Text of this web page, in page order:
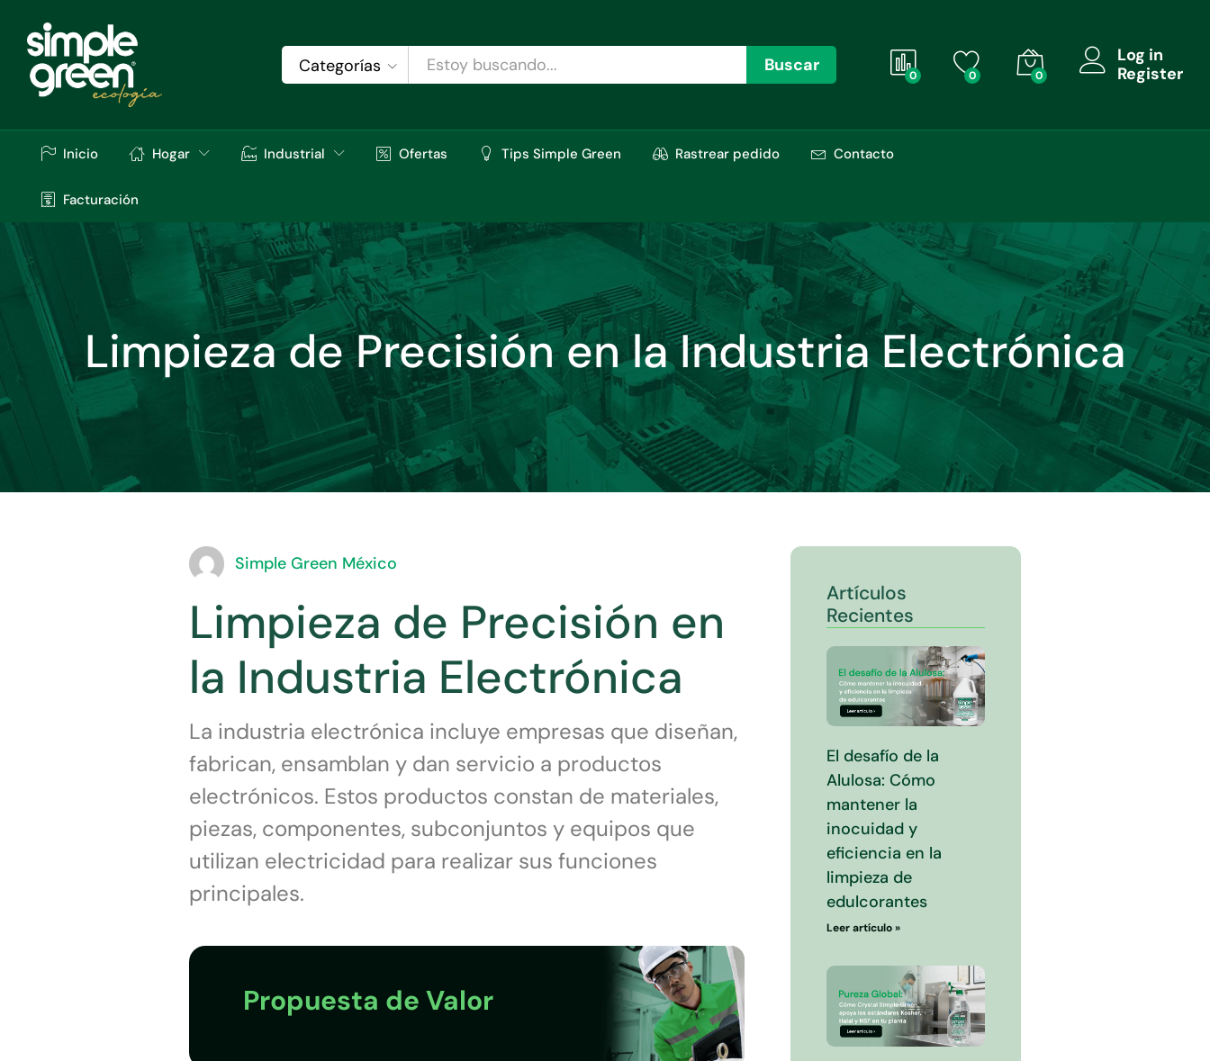
Categorías Buscar 0 0 0
Log in
Register
Inicio Hogar Industrial Ofertas Tips Simple Green Rastrear pedido Contacto
Facturación
Limpieza de Precisión en la Industria Electrónica
Simple Green México
Limpieza de Precisión en
la Industria Electrónica
La industria electrónica incluye empresas que diseñan,
fabrican, ensamblan y dan servicio a productos
electrónicos. Estos productos constan de materiales,
piezas, componentes, subconjuntos y equipos que
utilizan electricidad para realizar sus funciones
principales.
Propuesta de Valor
Artículos
Recientes
El desafío de la
Alulosa: Cómo
mantener la
inocuidad y
eficiencia en la
limpieza de
edulcorantes
Leer artículo »